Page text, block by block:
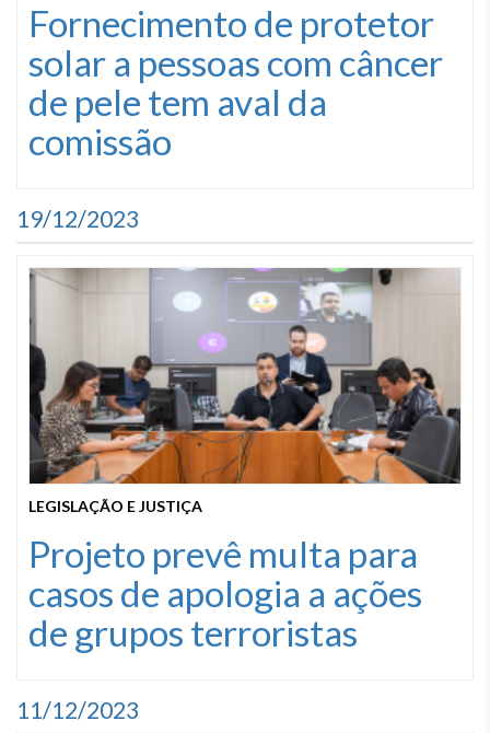
Fornecimento de protetor
solar a pessoas com câncer
de pele tem aval da
comissão
19/12/2023
LEGISLAÇÃO E JUSTIÇA
Projeto prevê multa para
casos de apologia a ações
de grupos terroristas
11/12/2023